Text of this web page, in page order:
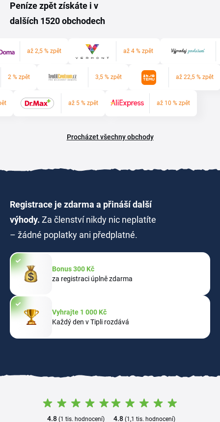
Peníze zpět získáte i v
dalších 1520 obchodech
až 2,5 % zpět až 4 % zpět
2 % zpět 3,5 % zpět až 22,5 % zpět
až 5 % zpět až 10 % zpět
Procházet všechny obchody
Registrace je zdarma a přináší další
výhody. Za členství nikdy nic neplatíte
– žádné poplatky ani předplatné.
Bonus 300 Kč
za registraci úplně zdarma
Vyhrajte 1 000 Kč
Každý den v Tipli rozdává
4.8 (1 tis. hodnocení) 4.8(1,1 tis. hodnocení)